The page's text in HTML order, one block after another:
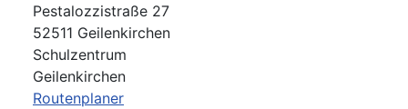
Pestalozzistraße 27
52511 Geilenkirchen
Schulzentrum
Geilenkirchen
Routenplaner